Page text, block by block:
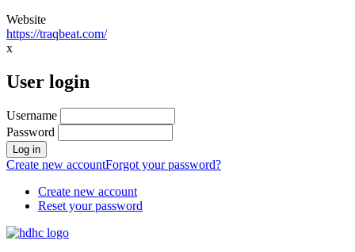
Website
https://traqbeat.com/
x
User login
Username
Password
Create new accountForgot your password?
Create new account
Reset your password